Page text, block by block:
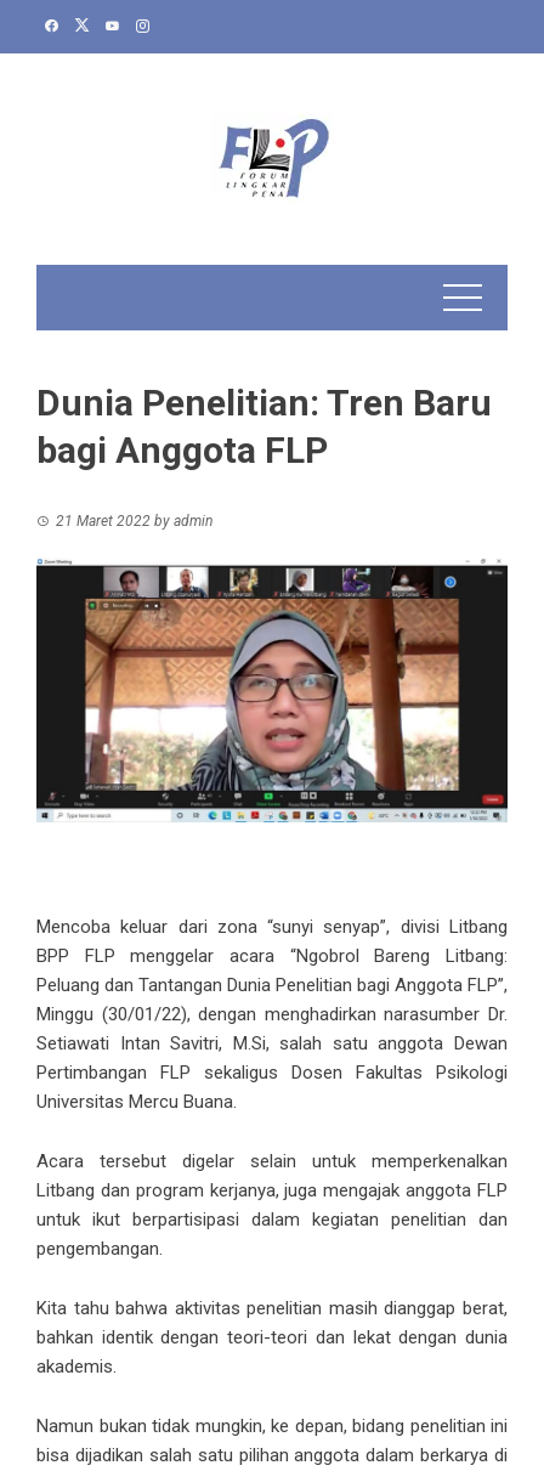
Dunia Penelitian: Tren Baru
bagi Anggota FLP
21 Maret 2022 by admin
Mencoba keluar dari zona “sunyi senyap”, divisi Litbang
BPP FLP menggelar acara “Ngobrol Bareng Litbang:
Peluang dan Tantangan Dunia Penelitian bagi Anggota FLP”,
Minggu (30/01/22), dengan menghadirkan narasumber Dr.
Setiawati Intan Savitri, M.Si, salah satu anggota Dewan
Pertimbangan FLP sekaligus Dosen Fakultas Psikologi
Universitas Mercu Buana.
Acara tersebut digelar selain untuk memperkenalkan
Litbang dan program kerjanya, juga mengajak anggota FLP
untuk ikut berpartisipasi dalam kegiatan penelitian dan
pengembangan.
Kita tahu bahwa aktivitas penelitian masih dianggap berat,
bahkan identik dengan teori-teori dan lekat dengan dunia
akademis.
Namun bukan tidak mungkin, ke depan, bidang penelitian ini
bisa dijadikan salah satu pilihan anggota dalamberkarya di